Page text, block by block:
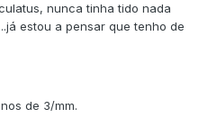
nunca tinha tido nada
estou a pensar que tenho de
de 3/mm.